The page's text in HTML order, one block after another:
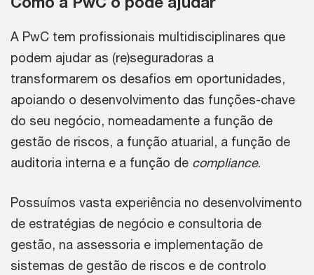
A PwC tem profissionais multidisciplinares que
podem ajudar as (re)seguradoras a
transformarem os desafios em oportunidades,
apoiando o desenvolvimento das funções-chave
do seu negócio, nomeadamente a função de
gestão de riscos, a função atuarial, a função de
auditoria interna e a função de compliance.
Possuímos vasta experiência no desenvolvimento
de estratégias de negócio e consultoria de
gestão, na assessoria e implementação de
sistemas de gestão de riscos e de controlo